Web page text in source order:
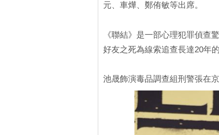
元、車燁、鄭侑敏等出席。
《聯結》是一部心理犯罪偵查
好友之死為線索追查長達20年
池晟飾演毒品調查組刑警張在